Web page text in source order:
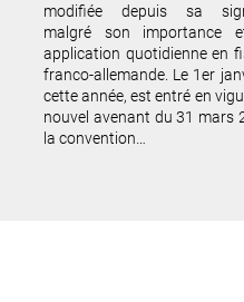
modifiée depuis sa
malgré son importance
application quotidienne en
franco-allemande. Le 1er
cette année, est entré en
nouvel avenant du 31 mars
la convention…